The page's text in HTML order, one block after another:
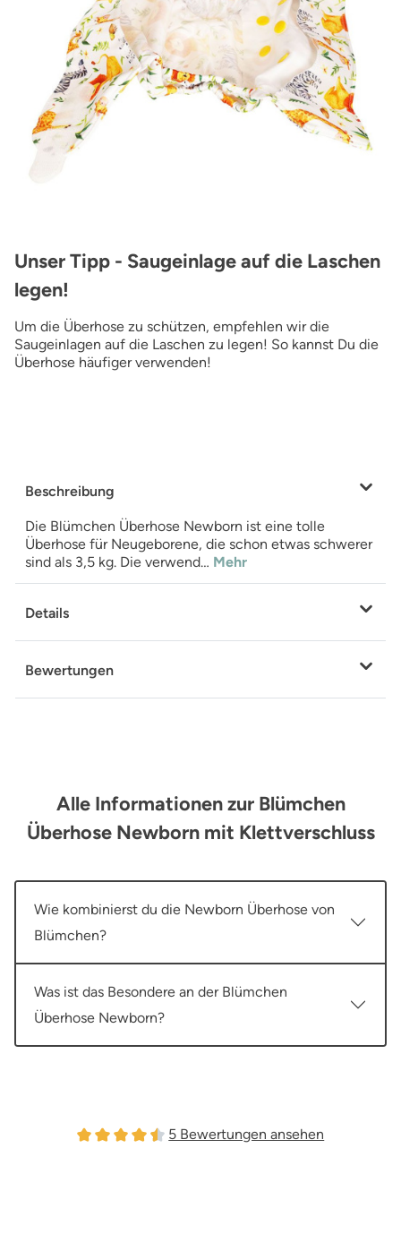
Unser Tipp - Saugeinlage auf die Laschen
legen!
Um die Überhose zu schützen, empfehlen wir die
Saugeinlagen auf die Laschen zu legen! So kannst Du die
Überhose häufiger verwenden!
Beschreibung
Die Blümchen Überhose Newborn ist eine tolle
Überhose für Neugeborene, die schon etwas schwerer
sind als 3,5 kg. Die verwend… Mehr
Details
Bewertungen
Alle Informationen zur Blümchen
Überhose Newborn mit Klettverschluss
Wie kombinierst du die Newborn Überhose von
Blümchen?
Was ist das Besondere an der Blümchen
Überhose Newborn?
5 Bewertungen ansehen